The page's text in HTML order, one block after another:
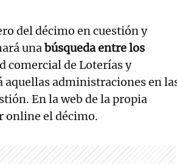
del décimo en cuestión y
unabúsqueda entre los
comercial de Loterías y
aquellas administraciones en
En la web de la propia
online el décimo.